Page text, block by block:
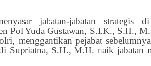
jabatan-jabatan strategis
Pol Yuda Gustawan, S.I.K., S.H.,
menggantikan pejabat
Supriatna, S.H., M.H. naik jabatan